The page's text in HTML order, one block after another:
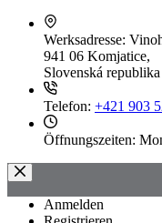
Werksadresse:
941 06 Komjatice,
Slovenská republika
Telefon: +421 903
Öffnungszeiten:
Anmelden